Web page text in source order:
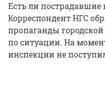
Есть ли пострадавшие
Корреспондент НГС
пропаганды
по ситуации. На
инспекции не